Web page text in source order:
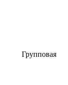
Групповая